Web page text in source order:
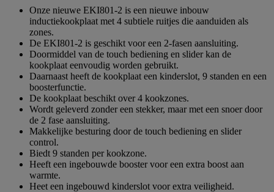
sterren.
Onze nieuwe EKI801-2 is een nieuwe inbouw
inductiekookplaat met 4 subtiele ruitjes die aanduiden als
zones.
De EKI801-2 is geschikt voor een 2-fasen aansluiting.
Doormiddel van de touch bediening en slider kan de
kookplaat eenvoudig worden gebruikt.
Daarnaast heeft de kookplaat een kinderslot, 9 standen en een
boosterfunctie.
De kookplaat beschikt over 4 kookzones.
Wordt geleverd zonder een stekker, maar met een snoer door
de 2 fase aansluiting.
Makkelijke besturing door de touch bediening en slider
control.
Biedt 9 standen per kookzone.
Heeft een ingebouwde booster voor een extra boost aan
warmte.
Heet een ingebouwd kinderslot voor extra veiligheid.